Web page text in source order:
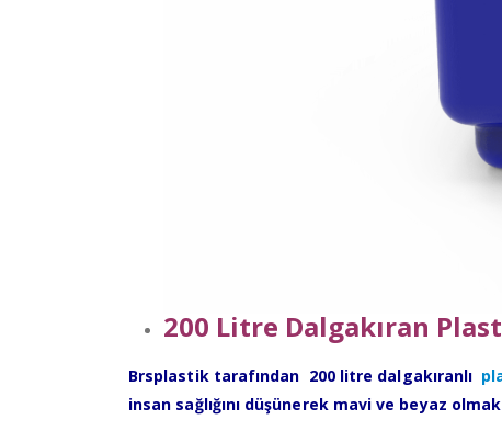
200 Litre Dalgakıran
Brsplastik tarafından 200 litre dalgakıranlı
insan sağlığını düşünerek mavi ve beyaz